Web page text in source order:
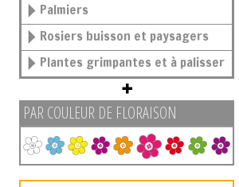
Palmiers
Rosiers buisson et paysagers
Plantes grimpantes et à palisser
PAR COULEUR DE FLORAISON